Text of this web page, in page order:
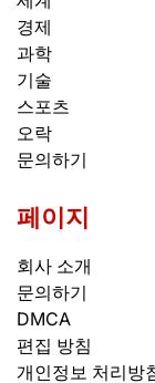
경제
과학
기술
스포츠
오락
문의하기
페이지
회사 소개
문의하기
DMCA
편집 방침
개인정보 처리방